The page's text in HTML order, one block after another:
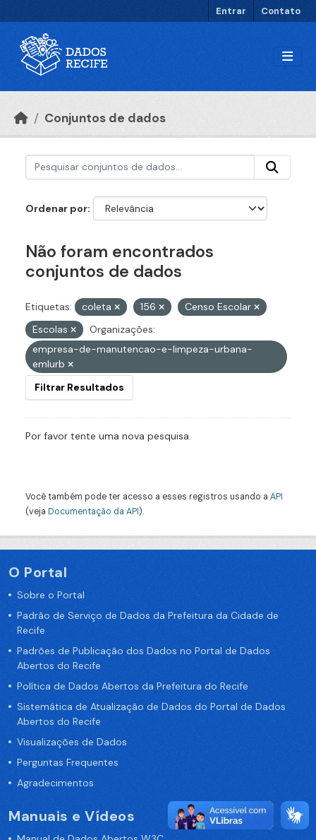
Entrar Contato
Conjuntos de dados
Ordenar por
Não foram encontrados
conjuntos de dados
Etiquetas: coleta 156
Censo Escolar
Escolas
Organizações:
empresa-de-manutencao-e-limpeza-urbana-
emlurb
Filtrar Resultados
Por favor tente uma nova pesquisa.
Você também pode ter acesso a esses registros usando a API
(veja Documentação da API).
O Portal
Sobre o Portal
Padrão de Serviço de Dados da Prefeitura da Cidade de
Recife
Padrões de Publicação dos Dados no Portal de Dados
Abertos do Recife
Política de Dados Abertos da Prefeitura do Recife
Sistemática de Atualização de Dados do Portal de Dados
Abertos do Recife
Visualizações de Dados
Perguntas Frequentes
Agradecimentos
Manuais e Vídeos